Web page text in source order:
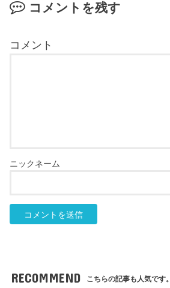
コメントを残す
RECOMMEND こちらの記事も人気です。